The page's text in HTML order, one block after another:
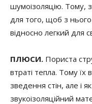
шумоізоляцію. Тому,
для того, щоб з нього
відносно легкий для
ПЛЮСИ. Пориста
втраті тепла. Тому їх
зведення стін, але і
звукоізоляційний